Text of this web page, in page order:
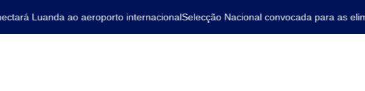
Luanda ao aeroporto internacionalSelecção Nacional convocada para as